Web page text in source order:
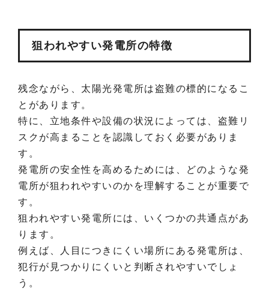
狙われやすい発電所の特徴
残念ながら、太陽光発電所は盗難の標的になるこ
とがあります。
特に、立地条件や設備の状況によっては、盗難リ
スクが高まることを認識しておく必要がありま
す。
発電所の安全性を高めるためには、どのような発
電所が狙われやすいのかを理解することが重要で
す。
狙われやすい発電所には、いくつかの共通点があ
ります。
例えば、人目につきにくい場所にある発電所は、
犯行が見つかりにくいと判断されやすいでしょ
う。